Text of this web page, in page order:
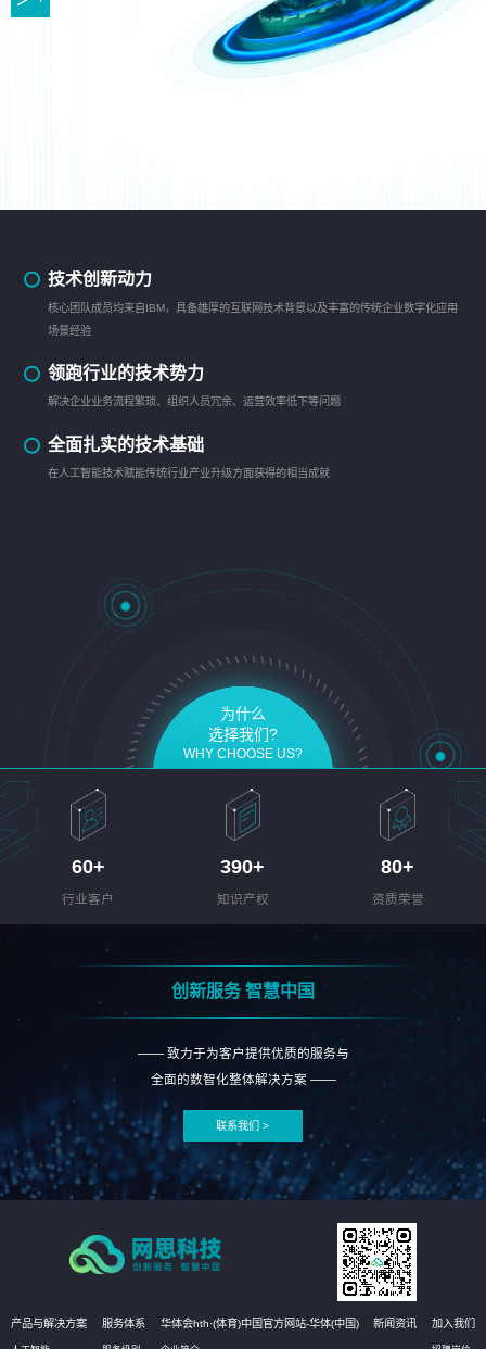
技术创新动力
核心团队成员均来自IBM，具备雄厚的互联网技术背景以及丰富的传统企业数字化应用
场景经验
领跑行业的技术势力
解决企业业务流程繁琐、组织人员冗余、运营效率低下等问题
全面扎实的技术基础
在人工智能技术赋能传统行业产业升级方面获得的相当成就
为什么
选择我们?
WHY CHOOSE US?
60+
行业客户
390+
知识产权
80+
资质荣誉
创新服务 智慧中国
—— 致力于为客户提供优质的服务与
全面的数智化整体解决方案 ——
联系我们 >
产品与解决方案 服务体系 华体会hth·(体育)中国官方网站-华体(中国) 新闻资讯 加入我们